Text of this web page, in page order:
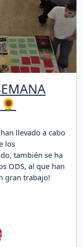
llevado a cabo
los
también se ha
ODS, al que han
gran trabajo!